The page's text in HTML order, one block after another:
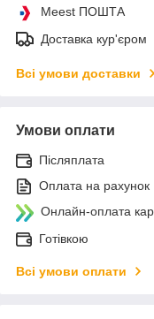
Meest ПОШТА
Доставка кур'єром
Всі умови доставки
Умови оплати
Післяплата
Оплата на рахунок
Онлайн-оплата
Готівкою
Всі умови оплати